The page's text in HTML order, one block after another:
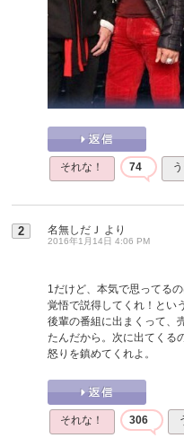
それな！ 74
2 名無しだＪ より
2016年1月14日 4:06 PM
1だけど、本気で思ってる
覚悟で説得してくれ！とい
後輩の番組に出まくって、
たんだから。次に出てくる
怒りを鎮めてくれよ。
それな！ 306